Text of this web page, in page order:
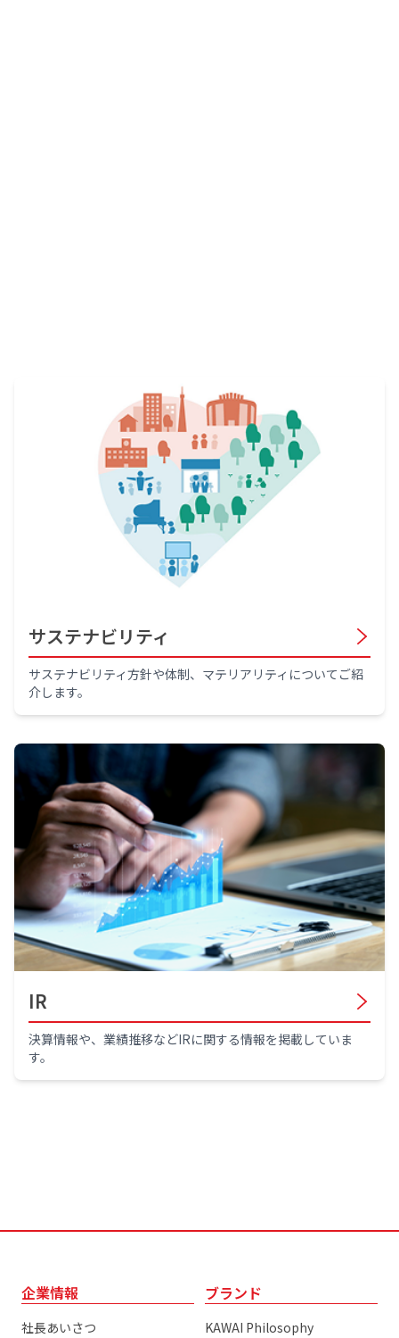
サステナビリティ
サステナビリティ方針や体制、マテリアリティについてご紹
介します。
IR
決算情報や、業績推移などIRに関する情報を掲載していま
す。
企業情報
社長あいさつ
ブランド
KAWAI Philosophy